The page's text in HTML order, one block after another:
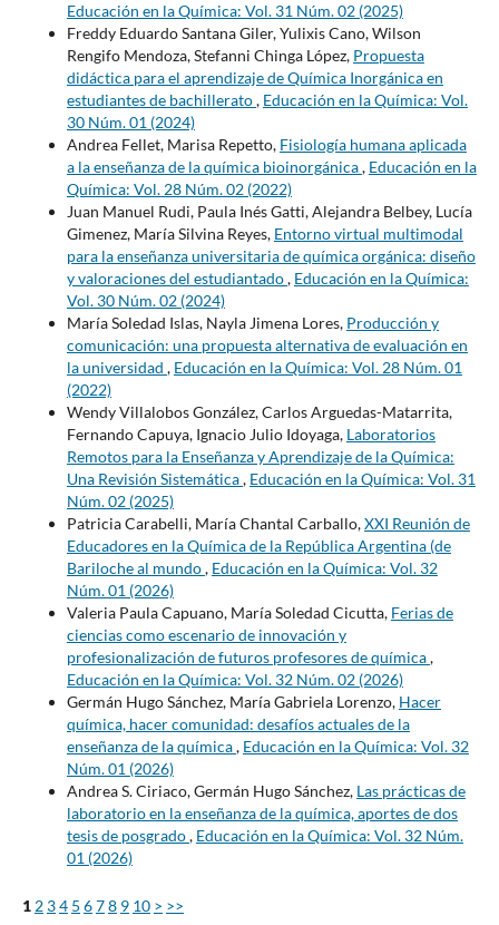
Educación en la Química: Vol. 31 Núm. 02 (2025)
Freddy Eduardo Santana Giler, Yulixis Cano, Wilson
Rengifo Mendoza, Stefanni Chinga López, Propuesta
didáctica para el aprendizaje de Química Inorgánica en
estudiantes de bachillerato, Educación en la Química: Vol.
30 Núm. 01 (2024)
Andrea Fellet, Marisa Repetto, Fisiología humana aplicada
a la enseñanza de la química bioinorgánica, Educación en la
Química: Vol. 28 Núm. 02 (2022)
Juan Manuel Rudi, Paula Inés Gatti, Alejandra Belbey, Lucía
Gimenez, María Silvina Reyes, Entorno virtual multimodal
para la enseñanza universitaria de química orgánica: diseño
y valoraciones del estudiantado, Educación en la Química:
Vol. 30 Núm. 02 (2024)
María Soledad Islas, Nayla Jimena Lores, Producción y
comunicación: una propuesta alternativa de evaluación en
la universidad , Educación en la Química: Vol. 28 Núm. 01
(2022)
Wendy Villalobos González, Carlos Arguedas-Matarrita,
Fernando Capuya, Ignacio Julio Idoyaga, Laboratorios
Remotos para la Enseñanza y Aprendizaje de la Química:
Una Revisión Sistemática, Educación en la Química: Vol. 31
Núm. 02 (2025)
Patricia Carabelli, María Chantal Carballo,XXI Reunión de
Educadores en la Química de la República Argentina (de
Bariloche al mundo, Educación en la Química: Vol. 32
Núm. 01 (2026)
Valeria Paula Capuano, María Soledad Cicutta, Ferias de
ciencias como escenario de innovación y
profesionalización de futuros profesores de química,
Educación en la Química: Vol. 32 Núm. 02 (2026)
Germán Hugo Sánchez, María Gabriela Lorenzo, Hacer
química, hacer comunidad: desafíos actuales de la
enseñanza de la química, Educación en la Química: Vol. 32
Núm. 01 (2026)
Andrea S. Ciriaco, Germán Hugo Sánchez, Las prácticas de
laboratorio en la enseñanza de la química, aportes de dos
tesis de posgrado, Educación en la Química: Vol. 32 Núm.
01 (2026)
1 2 34 5 678 9 10 > >>